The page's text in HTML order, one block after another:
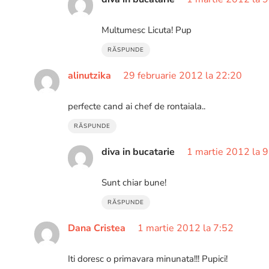
Multumesc Licuta! Pup
RĂSPUNDE
alinutzika 29 februarie 2012 la 22:20
perfecte cand ai chef de rontaiala..
RĂSPUNDE
diva in bucatarie 1 martie 2012 la
Sunt chiar bune!
RĂSPUNDE
Dana Cristea 1 martie 2012 la 7:52
Iti doresc o primavara minunata!!! Pupici!